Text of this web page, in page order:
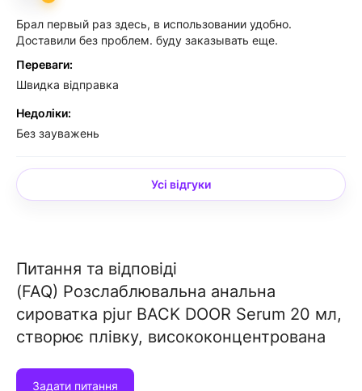
Брал первый раз здесь, в использовании удобно.
Доставили без проблем. буду заказывать еще.
Переваги:
Швидка відправка
Недоліки:
Без зауважень
Усі відгуки
Питання та відповіді
(FAQ) Розслаблювальна анальна
сироватка pjur BACK DOOR Serum 20 мл,
створює плівку, висококонцентрована
Задати питання